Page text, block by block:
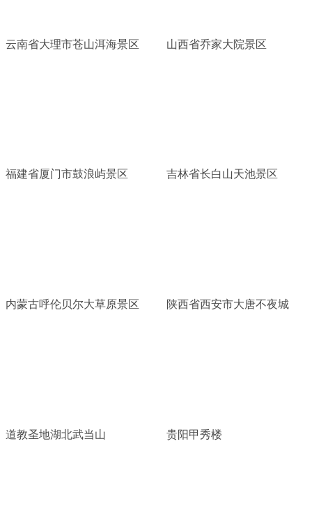
云南省大理市苍山洱海景区 山西省乔家大院景区
福建省厦门市鼓浪屿景区 吉林省长白山天池景区
内蒙古呼伦贝尔大草原景区 陕西省西安市大唐不夜城
道教圣地湖北武当山 贵阳甲秀楼